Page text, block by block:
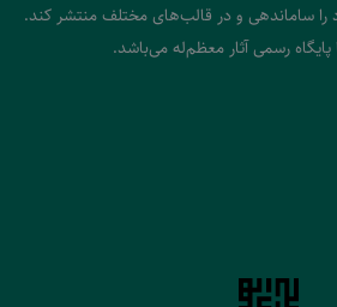
را ساماندهی و در قالب‌های مختلف منتشر کند.
پایگاه رسمی آثار معظم‌له می‌باشد.